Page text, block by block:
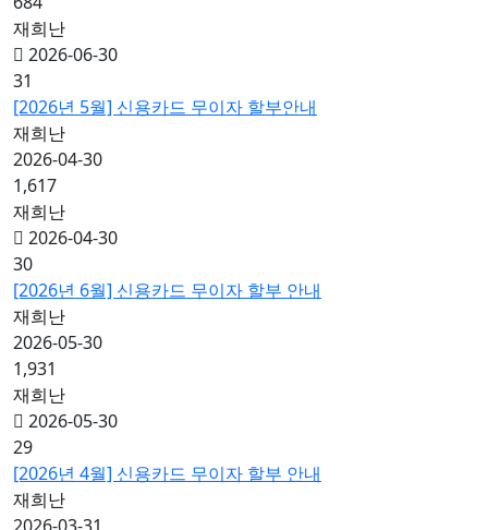
재희난
2026-06-30
31
[2026년 5월] 신용카드 무이자 할부안내
재희난
2026-04-30
1,617
재희난
2026-04-30
30
[2026년 6월] 신용카드 무이자 할부 안내
재희난
2026-05-30
1,931
재희난
2026-05-30
29
[2026년 4월] 신용카드 무이자 할부 안내
재희난